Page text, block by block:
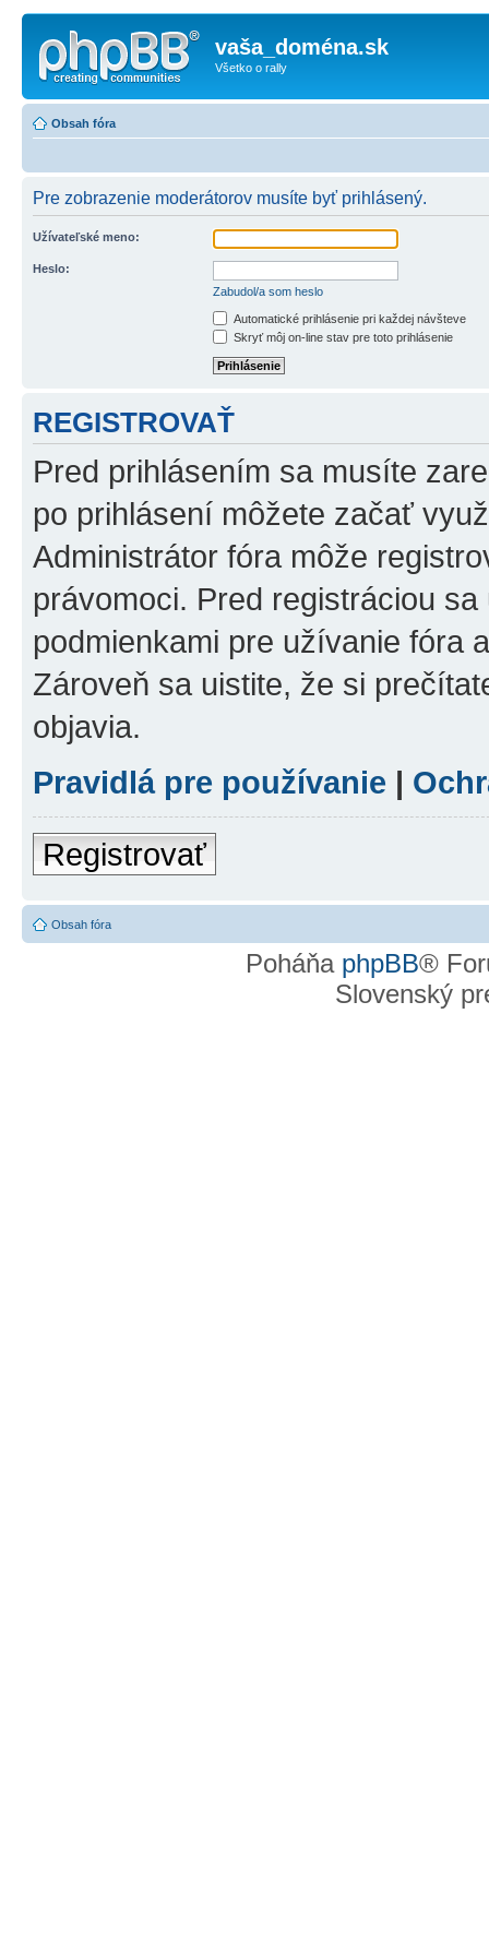
vaša_doména.sk
Všetko o rally
Obsah fóra
Pre zobrazenie moderátorov musíte byť prihlásený.
Užívateľské meno:
Heslo:
Zabudol/a som heslo
Automatické prihlásenie pri každej návšteve
Skryť môj on-line stav pre toto prihlásenie
REGISTROVAŤ
Pred prihlásením sa musíte
po prihlásení môžete začať
Administrátor fóra môže
právomoci. Pred registráciou
podmienkami pre užívanie fóra
Zároveň sa uistite, že si
objavia.
Pravidlá pre používanie |
Registrovať
Obsah fóra
Poháňa phpBB®
Slovenský